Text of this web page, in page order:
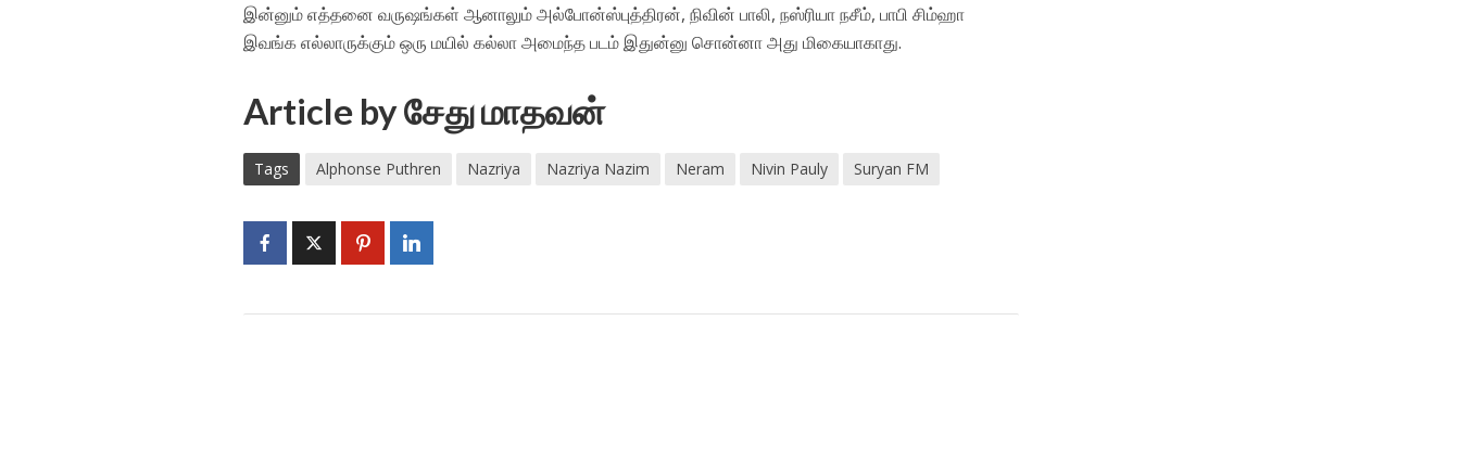
இன்னும் எத்தனை வருஷங்கள் ஆனாலும் அல்போன்ஸ்புத்திரன், நிவின் பாலி, நஸ்ரியா நசீம், பாபி சிம்ஹா
இவங்க எல்லாருக்கும் ஒரு மயில் கல்லா அமைந்த படம் இதுன்னு சொன்னா அது மிகையாகாது.
Article by சேது மாதவன்
Tags Alphonse Puthren Nazriya Nazriya Nazim Neram Nivin Pauly Suryan FM